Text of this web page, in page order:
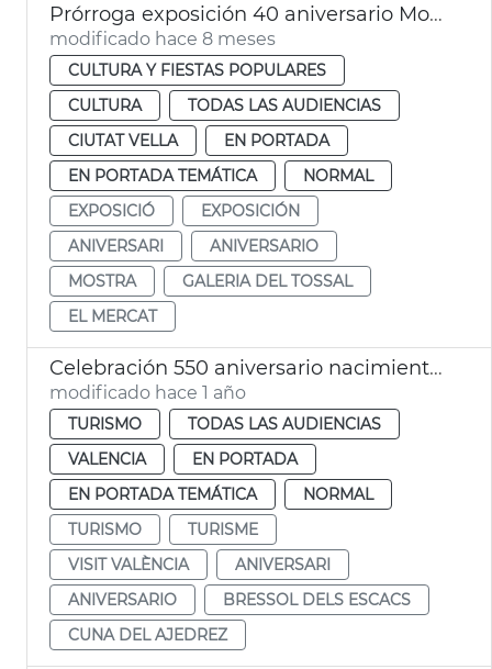
Prórroga exposición 40 aniversario Mostra València
modificado hace 8 meses
CULTURA Y FIESTAS POPULARES
CULTURA
TODAS LAS AUDIENCIAS
CIUTAT VELLA
EN PORTADA
EN PORTADA TEMÁTICA
NORMAL
EXPOSICIÓ
EXPOSICIÓN
ANIVERSARI
ANIVERSARIO
MOSTRA
GALERIA DEL TOSSAL
EL MERCAT
Celebración 550 aniversario nacimiento del Ajedrez
modificado hace 1 año
TURISMO
TODAS LAS AUDIENCIAS
VALENCIA
EN PORTADA
EN PORTADA TEMÁTICA
NORMAL
TURISMO
TURISME
VISIT VALÈNCIA
ANIVERSARI
ANIVERSARIO
BRESSOL DELS ESCACS
CUNA DEL AJEDREZ